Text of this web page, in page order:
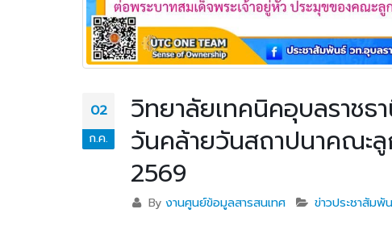
02
ก.ค.
วิทยาลัยเทคนิคอุบลราช
วันคล้ายวันสถาปนาคณะ
2569
Byงานศูนย์ข้อมูลสารสนเทศ ข่าวประชาสัมพั